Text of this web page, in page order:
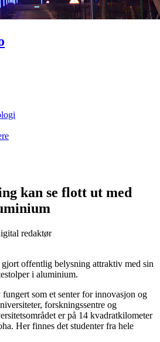
kan se flott ut med
redaktør
offentlig belysning attraktiv med sin
i aluminium.
som et senter for innovasjon og
forskningssentre og
er på 14 kvadratkilometer
Her finnes det studenter fra hele